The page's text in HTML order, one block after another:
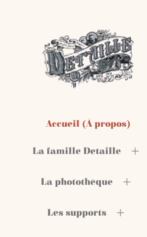
Accueil (À propos)
La famille Detaille
La photothèque
Les supports